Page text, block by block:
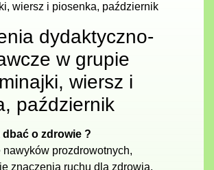
wiersz i piosenka, październik
dydaktyczno-
w grupie
wiersz i
październik
dbać o zdrowie ?
nawyków prozdrowotnych,
znaczenia ruchu dla zdrowia,